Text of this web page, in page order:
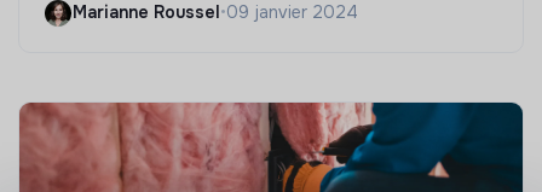
Marianne Roussel •09 janvier 2024